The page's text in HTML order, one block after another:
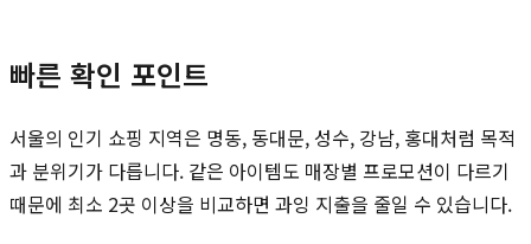
빠른 확인 포인트
서울의 인기 쇼핑 지역은 명동, 동대문, 성수, 강남, 홍대처럼 목적
과 분위기가 다릅니다. 같은 아이템도 매장별 프로모션이 다르기
때문에 최소 2곳 이상을 비교하면 과잉 지출을 줄일 수 있습니다.